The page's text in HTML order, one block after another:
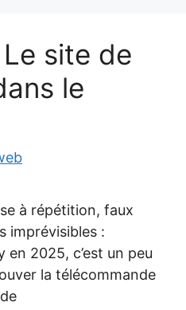
site de
le
à répétition, faux
imprévisibles :
en 2025, c’est un peu
la télécommande